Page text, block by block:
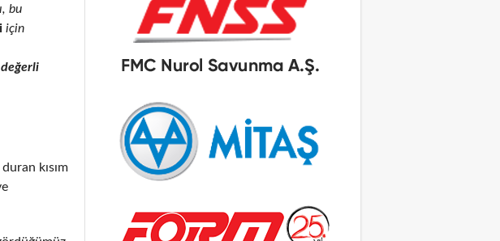
bu
için
değerli
kısım